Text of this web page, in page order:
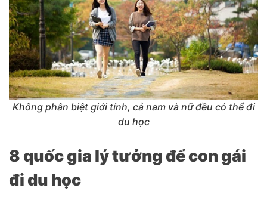
Không phân biệt giới tính, cả nam và nữ đều có thể đi
du học
8 quốc gia lý tưởng để con gái
đi du học